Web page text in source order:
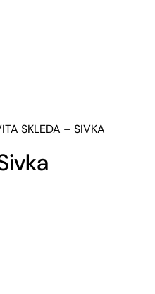
SKLEDA – SIVKA